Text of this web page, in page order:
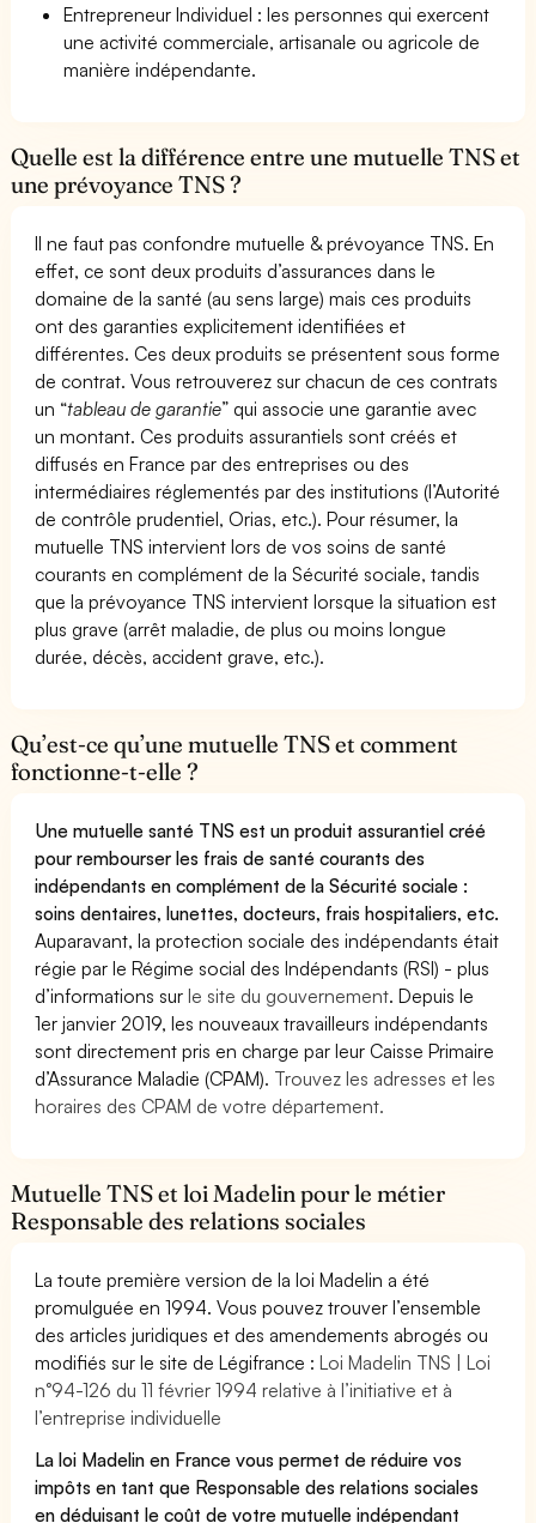
Entrepreneur Individuel : les personnes qui exercent
une activité commerciale, artisanale ou agricole de
manière indépendante.
Quelle est la différence entre une mutuelle TNS et
une prévoyance TNS ?
Il ne faut pas confondre mutuelle & prévoyance TNS. En
effet, ce sont deux produits d’assurances dans le
domaine de la santé (au sens large) mais ces produits
ont des garanties explicitement identifiées et
différentes. Ces deux produits se présentent sous forme
de contrat. Vous retrouverez sur chacun de ces contrats
un “tableau de garantie” qui associe une garantie avec
un montant. Ces produits assurantiels sont créés et
diffusés en France par des entreprises ou des
intermédiaires réglementés par des institutions (l’Autorité
de contrôle prudentiel, Orias, etc.). Pour résumer, la
mutuelle TNS intervient lors de vos soins de santé
courants en complément de la Sécurité sociale, tandis
que la prévoyance TNS intervient lorsque la situation est
plus grave (arrêt maladie, de plus ou moins longue
durée, décès, accident grave, etc.).
Qu’est-ce qu’une mutuelle TNS et comment
fonctionne-t-elle ?
Une mutuelle santé TNS est un produit assurantiel créé
pour rembourser les frais de santé courants des
indépendants en complément de la Sécurité sociale :
soins dentaires, lunettes, docteurs, frais hospitaliers, etc.
Auparavant, la protection sociale des indépendants était
régie par le Régime social des Indépendants (RSI) - plus
d’informations surle site du gouvernement. Depuis le
1er janvier 2019, les nouveaux travailleurs indépendants
sont directement pris en charge par leur Caisse Primaire
d’Assurance Maladie (CPAM). Trouvez les adresses et les
horaires des CPAM de votre département.
Mutuelle TNS et loi Madelin pour le métier
Responsable des relations sociales
La toute première version de la loi Madelin a été
promulguée en 1994. Vous pouvez trouver l’ensemble
des articles juridiques et des amendements abrogés ou
modifiés sur le site de Légifrance :Loi Madelin TNS | Loi
n°94-126 du 11 février 1994 relative à l’initiative et à
l’entreprise individuelle
La loi Madelin en France vous permet de réduire vos
impôts en tant que Responsable des relations sociales
en déduisant le coût de votre mutuelle indépendant